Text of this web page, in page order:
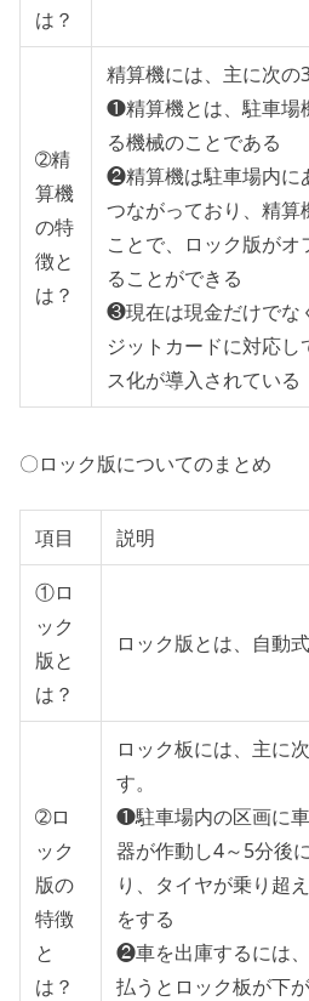
は？
➁精
算機
の特
徴と
は？
精算機には、主に次の
❶精算機とは、駐車場
る機械のことである
❷精算機は駐車場内に
つながっており、精算
ことで、ロック版が
ることができる
❸現在は現金だけでな
ジットカードに対応
ス化が導入されている
〇ロック版についてのまとめ
項目 説明
①ロ
ック
版と
は？
ロック版とは、自動
➁ロ
ック
版の
特徴
と
は？
ロック板には、主に
す。
❶駐車場内の区画に
器が作動し4～5分後
り、タイヤが乗り超
をする
❷車を出庫するには
払うとロック板が下